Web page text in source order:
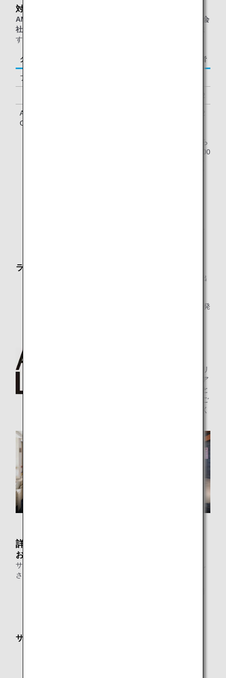
対象のお客様
ANAグループ運航便または他スター アライアンス加盟航空会
社運航便
す。
クラス／ステイタス ご同行者
ファーストクラス
1名様 *2
ANA Million Miler Program「Lounge Access
Card」をお持ちのお客様 *1
1名様 *2
* ANA「ダイヤモンドサービス」メンバーは、2人目から
4人目のご同行者がいらっしゃる場合、1名様につき5000
ラウンジオープン時間
8:30～ANAグループ運航最終便出
8:50～ANAグループ運航最終便出発
お食事のサービス、リ
ラクゼーションエリア
などがそろった広々と
した快適な空間で、ご
搭乗までの時間をおく
詳細
お食事
サラダやスープをはじめ、アサイーボウルなど、ハワイらし
さを感じていただける軽食をご用意しております。
サービス内容